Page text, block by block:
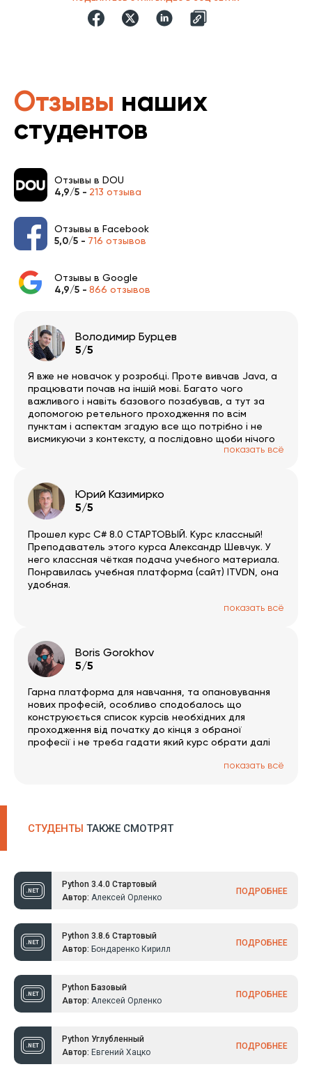
Отзывы наших
студентов
Отзывы в DOU
4,9/5 - 213 отзыва
Отзывы в Facebook
5,0/5 - 716 отзывов
Отзывы в Google
4,9/5 - 866 отзывов
Володимир Бурцев
5/5
Я вже не новачок у розробці. Проте вивчав Java, а
працювати почав на іншій мові. Багато чого
важливого і навіть базового позабував, а тут за
допомогою ретельного проходження по всім
пунктам і аспектам згадую все що потрібно і не
висмикуючи з контексту, а послідовно щоби нічого
не пропустити. Тут дуже багато окремих гілок за
обмовки, але в цілому на якість це не впливає.
РАДЖУ!
показать всё
Юрий Казимирко
5/5
Прошел курс C# 8.0 СТАРТОВЫЙ. Курс классный!
Преподаватель этого курса Александр Шевчук. У
него классная чёткая подача учебного материала.
Понравилась учебная платформа (сайт) ITVDN, она
удобная.
показать всё
Boris Gorokhov
5/5
Гарна платформа для навчання, та опановування
нових професій, особливо сподобалось що
конструюється список курсів необхідних для
проходження від початку до кінця з обраної
професії і не треба гадати який курс обрати далі
показать всё
СТУДЕНТЫ ТАКЖЕ СМОТРЯТ
Python 3.4.0 Стартовый
Автор: Алексей Орленко
ПОДРОБНЕЕ
Python 3.8.6 Стартовый
Автор: Бондаренко Кирилл
ПОДРОБНЕЕ
Python Базовый
Автор: Алексей Орленко
ПОДРОБНЕЕ
Python Углубленный
Автор: Евгений Хацко
ПОДРОБНЕЕ